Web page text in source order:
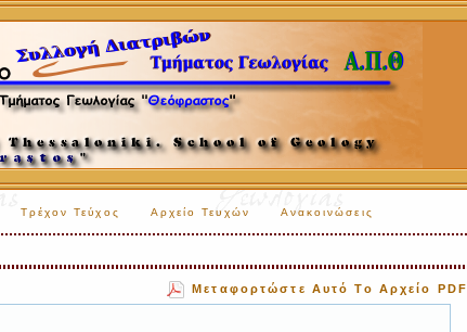
Τρέχον Τεύχος Αρχείο Τευχών Ανακοινώσεις
Μεταφορτώστε Αυτό Το Αρχείο PDF